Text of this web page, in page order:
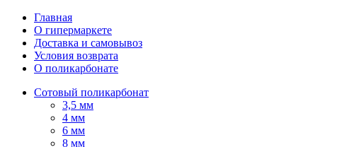
Главная
О гипермаркете
Доставка и самовывоз
Условия возврата
О поликарбонате
Сотовый поликарбонат
3,5 мм
4 мм
6 мм
8 мм